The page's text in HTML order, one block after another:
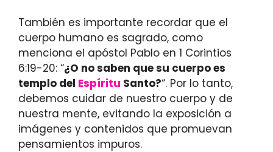
También es importante recordar que el
cuerpo humano es sagrado, como
menciona el apóstol Pablo en 1 Corintios
6:19-20: “¿O no saben que su cuerpo es
templo del Espíritu Santo?“. Por lo tanto,
debemos cuidar de nuestro cuerpo y de
nuestra mente, evitando la exposición a
imágenes y contenidos que promuevan
pensamientos impuros.